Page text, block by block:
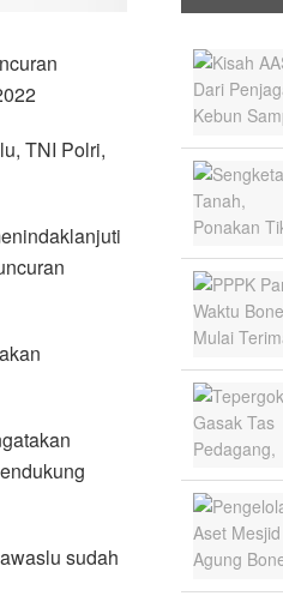
TNI Polri,
sudah